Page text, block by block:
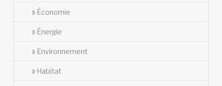
Économie
Énergie
Environnement
Habitat